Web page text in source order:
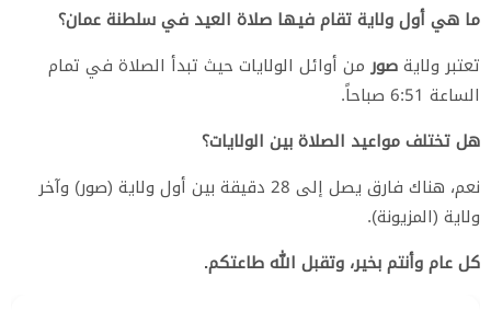
ما هي أول ولاية تقام فيها صلاة العيد في سلطنة عمان؟
تعتبر ولايةصور من أوائل الولايات حيث تبدأ الصلاة في تمام
الساعة 6:51 صباحاً.
هل تختلف مواعيد الصلاة بين الولايات؟
نعم، هناك فارق يصل إلى 28 دقيقة بين أول ولاية (صور) وآخر
ولاية (المزيونة).
كل عام وأنتم بخير، وتقبل الله طاعتكم.